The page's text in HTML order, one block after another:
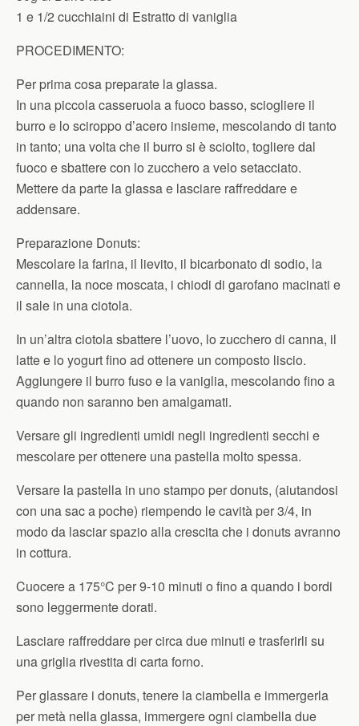
1 e 1/2 cucchiaini di Estratto di vaniglia
PROCEDIMENTO:
Per prima cosa preparate la glassa.
In una piccola casseruola a fuoco basso, sciogliere il
burro e lo sciroppo d’acero insieme, mescolando di tanto
in tanto; una volta che il burro si è sciolto, togliere dal
fuoco e sbattere con lo zucchero a velo setacciato.
Mettere da parte la glassa e lasciare raffreddare e
addensare.
Preparazione Donuts:
Mescolare la farina, il lievito, il bicarbonato di sodio, la
cannella, la noce moscata, i chiodi di garofano macinati e
il sale in una ciotola.
In un’altra ciotola sbattere l’uovo, lo zucchero di canna, il
latte e lo yogurt fino ad ottenere un composto liscio.
Aggiungere il burro fuso e la vaniglia, mescolando fino a
quando non saranno ben amalgamati.
Versare gli ingredienti umidi negli ingredienti secchi e
mescolare per ottenere una pastella molto spessa.
Versare la pastella in uno stampo per donuts, (aiutandosi
con una sac a poche) riempendo le cavità per 3/4, in
modo da lasciar spazio alla crescita che i donuts avranno
in cottura.
Cuocere a 175°C per 9-10 minuti o fino a quando i bordi
sono leggermente dorati.
Lasciare raffreddare per circa due minuti e trasferirli su
una griglia rivestita di carta forno.
Per glassare i donuts, tenere la ciambella e immergerla
per metà nella glassa, immergere ogni ciambella due